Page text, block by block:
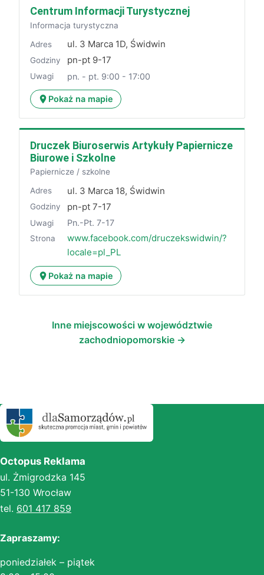
Centrum Informacji Turystycznej
Informacja turystyczna
Adres ul. 3 Marca 1D, Świdwin
Godziny pn-pt 9-17
Uwagi pn. - pt. 9:00 - 17:00
Pokaż na mapie
Druczek Biuroserwis Artykuły Papiernicze
Biurowe i Szkolne
Papiernicze / szkolne
Adres ul. 3 Marca 18, Świdwin
Godziny pn-pt 7-17
Uwagi Pn.-Pt. 7-17
Strona
www.facebook.com/druczekswidwin/?
locale=pl_PL
Pokaż na mapie
Inne miejscowości w województwie
zachodniopomorskie →
Octopus Reklama
ul. Żmigrodzka 145
51-130 Wrocław
tel. 601 417 859
Zapraszamy:
poniedziałek – piątek